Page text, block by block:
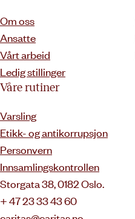
Om oss
Ansatte
Vårt arbeid
Ledig stillinger
Våre rutiner
Varsling
Etikk- og antikorrupsjon
Personvern
Innsamlingskontrollen
Storgata 38, 0182 Oslo.
+ 47 23 33 43 60